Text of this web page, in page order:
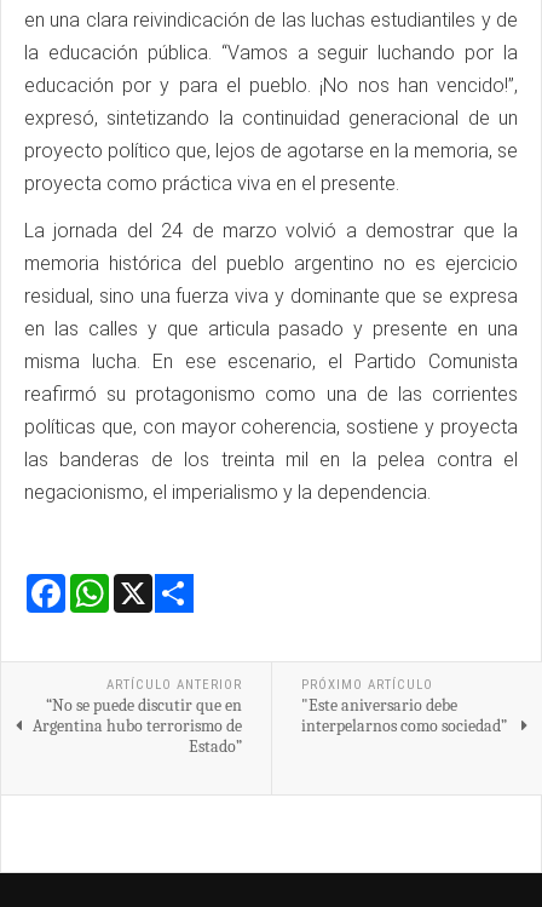
en una clara reivindicación de las luchas estudiantiles y de
la educación pública. “Vamos a seguir luchando por la
educación por y para el pueblo. ¡No nos han vencido!”,
expresó, sintetizando la continuidad generacional de un
proyecto político que, lejos de agotarse en la memoria, se
proyecta como práctica viva en el presente.
La jornada del 24 de marzo volvió a demostrar que la
memoria histórica del pueblo argentino no es ejercicio
residual, sino una fuerza viva y dominante que se expresa
en las calles y que articula pasado y presente en una
misma lucha. En ese escenario, el Partido Comunista
reafirmó su protagonismo como una de las corrientes
políticas que, con mayor coherencia, sostiene y proyecta
las banderas de los treinta mil en la pelea contra el
negacionismo, el imperialismo y la dependencia.
Facebook
WhatsApp
ARTÍCULO ANTERIOR
“No se puede discutir que en
Argentina hubo terrorismo de
Estado”
PRÓXIMO ARTÍCULO
"Este aniversario debe
interpelarnos como sociedad”